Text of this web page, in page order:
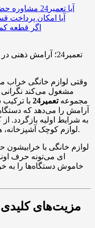
آیا تعمیر24 مشاوره حضوری هم ارائه می‌دهد؟
آیا امکان پرداخت
اگر قطعه
وقتی لوازم خانگی خراب
مشغول می‌کند نگرانی
مجموعهتعمیر24
با
آرامش را می‌دهد که
به شرایط اولیه بازگردد.
لوازم کوچک آشپزخانه، همه در دایره خدمات تعمیر24 قرار دارند.
لوازم خانگی با
خاموش دستگاه‌ها را به